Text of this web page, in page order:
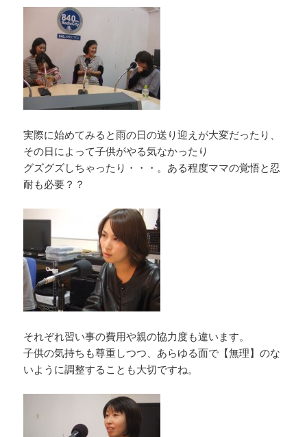
実際に始めてみると雨の日の送り迎えが大変だったり、
その日によって子供がやる気なかったり
グズグズしちゃったり・・・。ある程度ママの覚悟と忍
耐も必要？？
それぞれ習い事の費用や親の協力度も違います。
子供の気持ちも尊重しつつ、あらゆる面で【無理】のな
いように調整することも大切ですね。